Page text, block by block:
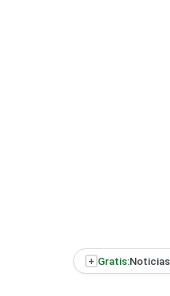
+ Gratis:Noticias